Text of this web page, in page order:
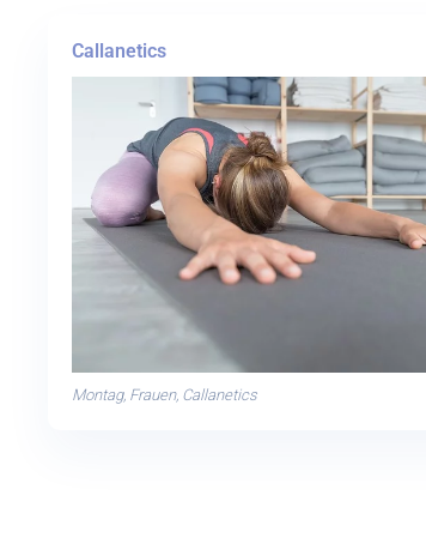
Callanetics
Montag, Frauen, Callanetics